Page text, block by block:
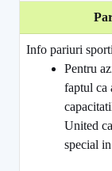
Info pariuri
Pentru
faptul ca
United
special